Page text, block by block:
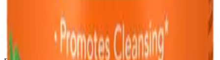
Сертификаты качества
Пользовательское соглашение
Согласие на обработку данных